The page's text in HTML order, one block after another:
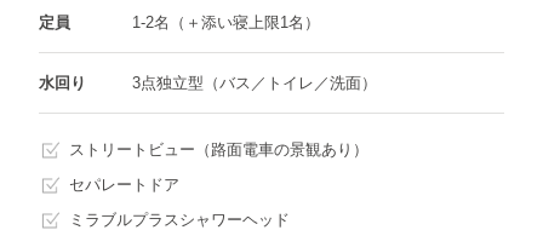
定員 1-2名（＋添い寝上限1名）
水回り 3点独立型（バス／トイレ／洗面）
ストリートビュー（路面電車の景観あり）
セパレートドア
ミラブルプラスシャワーヘッド